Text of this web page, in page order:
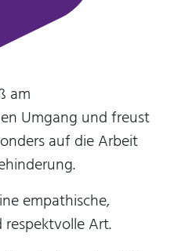
am
Umgang und freust
auf die Arbeit
empathische,
Art.